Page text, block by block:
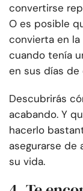
convertirse
O es posible
convierta en
cuando tenía
en sus días de
Descubrirás
acabando. Y
hacerlo
asegurarse de
su vida.